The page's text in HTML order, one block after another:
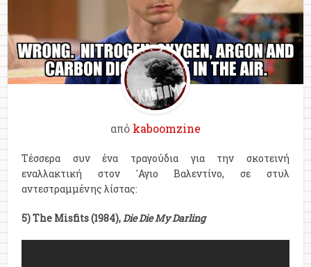
από kaboomzine
Τέσσερα συν ένα τραγούδια για την σκοτεινή
εναλλακτική στον 'Αγιο Βαλεντίνο, σε στυλ
αντεστραμμένης λίστας:
5) The Misfits (1984),Die Die My Darling